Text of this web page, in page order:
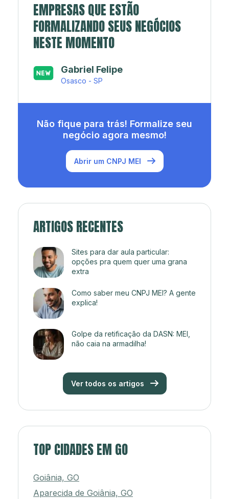
EMPRESAS QUE ESTÃO
FORMALIZANDO SEUS NEGÓCIOS
NESTE MOMENTO
Japa’s açaí e sorveteria
Rio de Janeiro - RJ
Não fique para trás! Formalize seu
negócio agora mesmo!
Abrir um CNPJ MEI
ARTIGOS RECENTES
Sites para dar aula particular:
opções pra quem quer uma grana
extra
Como saber meu CNPJ MEI? A gente
explica!
Golpe da retificação da DASN: MEI,
não caia na armadilha!
Ver todos os artigos
TOP CIDADES EM GO
Goiânia, GO
Aparecida de Goiânia, GO